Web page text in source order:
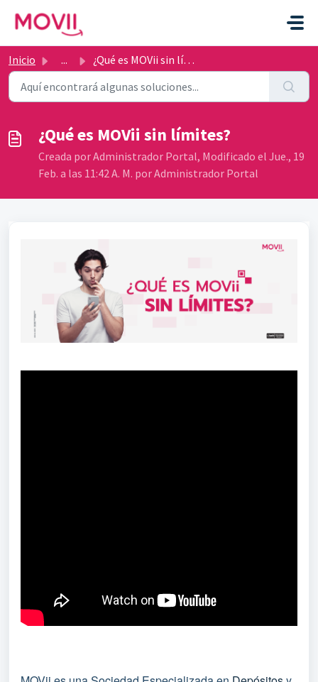
Inicio ... ¿Qué es MOVii sin límites?
¿Qué es MOVii sin límites?
Creada por Administrador Portal, Modificado el Jue., 19
Feb. a las 11:42 A. M. por Administrador Portal